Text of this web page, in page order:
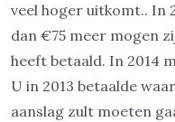
veel hoger uitkomt.. In
dan €75 meer mogen
heeft betaald. In 2014
U in 2013 betaalde
aanslag zult moeten